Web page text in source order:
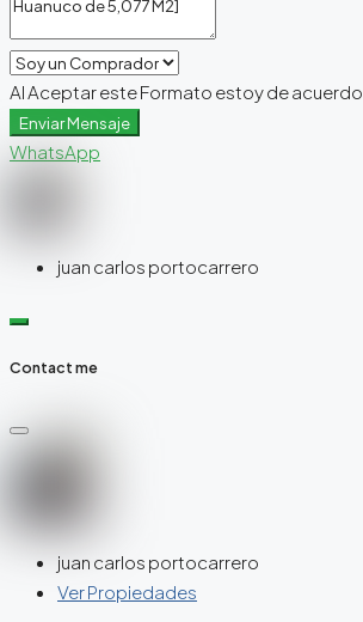
Al Aceptar este Formato estoy de acuerdo
Enviar Mensaje
WhatsApp
juan carlos portocarrero
Contact me
juan carlos portocarrero
Ver Propiedades